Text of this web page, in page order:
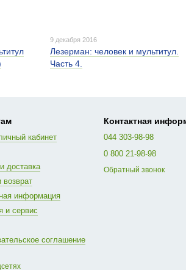
9 декабря 2016
Лезерман: человек и мультитул.
Часть 4.
кабинет
доставка
информация
и сервис
соглашение
Контактная
044 303-98-98
0 800 21-98-98
Обратный звонок